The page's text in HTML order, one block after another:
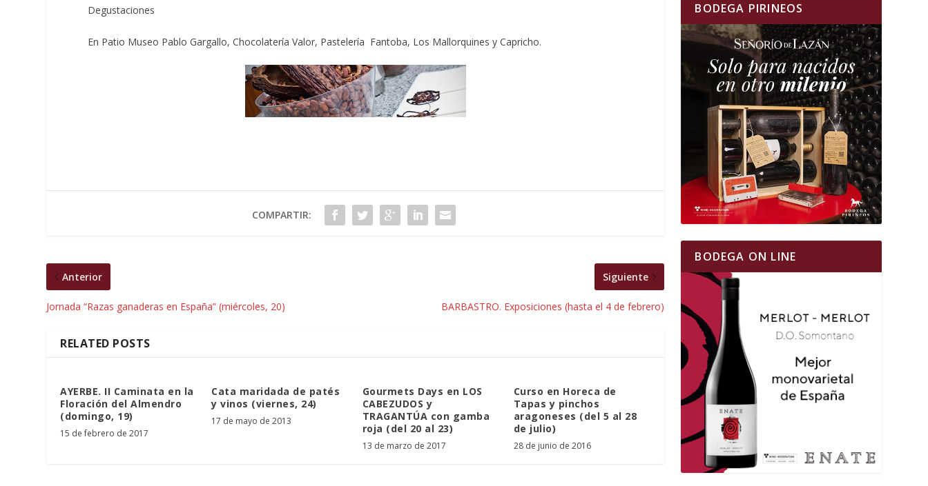
Degustaciones
En Patio Museo Pablo Gargallo, Chocolatería Valor, Pastelería Fantoba, Los Mallorquines y Capricho.
COMPARTIR:
Anterior
Jornada “Razas ganaderas en España” (miércoles, 20)
Siguiente
BARBASTRO. Exposiciones (hasta el 4 de febrero)
RELATED POSTS
AYERBE. II Caminata en la
Floración del Almendro
(domingo, 19)
15 de febrero de 2017
Cata maridada de patés
y vinos (viernes, 24)
17 de mayo de 2013
Gourmets Days en LOS
CABEZUDOS y
TRAGANTÚA con gamba
roja (del 20 al 23)
13 de marzo de 2017
Curso en Horeca de
Tapas y pinchos
aragoneses (del 5 al 28
de julio)
28 de junio de 2016
BODEGA PIRINEOS
BODEGA ON LINE